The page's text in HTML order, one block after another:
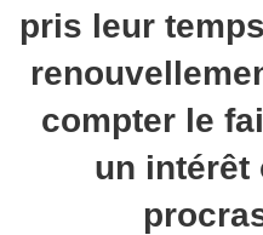
pris leur
compter le
un intérêt